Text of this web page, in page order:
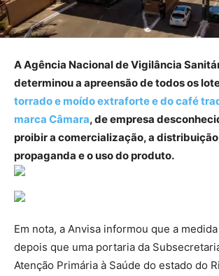
A Agência Nacional de Vigilância
determinou a apreensão de todos os
torrado e moído extraforte e do café
marca Câmara, de empresa
proibir a comercialização, a
propaganda e o uso do produto.
Em nota, a Anvisa informou que a
depois que uma portaria da
Atenção Primária à Saúde do estado do